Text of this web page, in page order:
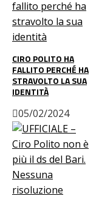
CIRO POLITO HA
FALLITO PERCHÉ HA
STRAVOLTO LA SUA
IDENTITÀ
05/02/2024